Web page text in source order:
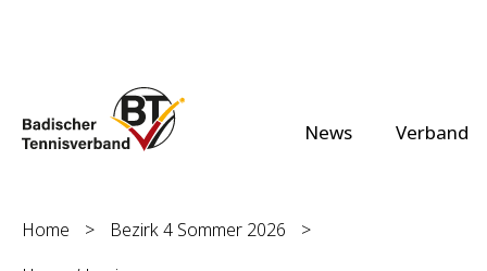
News Verband
Home > Bezirk 4 Sommer 2026
>